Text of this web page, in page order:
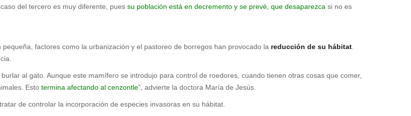
del tercero es muy diferente, pues su población está en decremento y se prevé, que desaparezca si no es
factores como la urbanización y el pastoreo de borregos han provocado la reducción de su hábitat
al gato. Aunque este mamífero se introdujo para control de roedores, cuando tienen otras cosas que comer,
Esto termina afectando al cenzontle”, advierte la doctora María de Jesús.
de controlar la incorporación de especies invasoras en su hábitat.